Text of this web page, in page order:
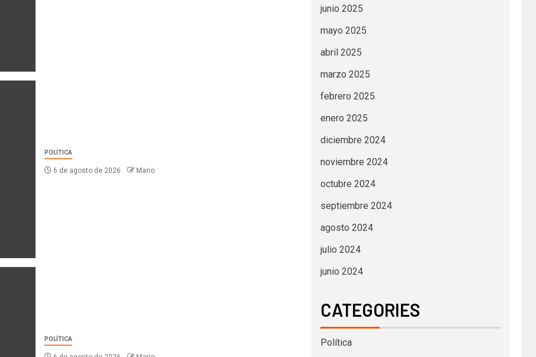
POLÍTICA
6 de agosto de 2026 Mario
POLÍTICA
junio 2025
mayo 2025
abril 2025
marzo 2025
febrero 2025
enero 2025
diciembre 2024
noviembre 2024
octubre 2024
septiembre 2024
agosto 2024
julio 2024
junio 2024
CATEGORIES
Política